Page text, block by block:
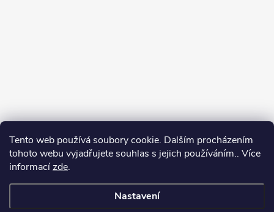
Tento web používá soubory cookie. Dalším procházením
tohoto webu vyjadřujete souhlas s jejich používáním.. Více
informacízde.
Nastavení